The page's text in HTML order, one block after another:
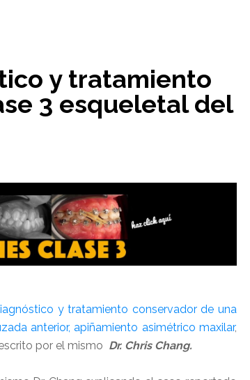
y tratamiento
3 esqueletal del
y tratamiento conservador de una
anterior, apiñamiento asimétrico maxilar,
por el mismo Dr. Chris Chang.